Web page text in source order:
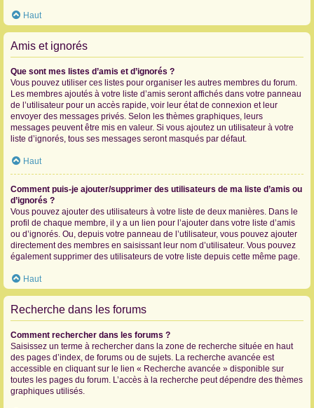
Haut
Amis et ignorés
Que sont mes listes d’amis et d’ignorés ?
Vous pouvez utiliser ces listes pour organiser les autres membres du forum.
Les membres ajoutés à votre liste d’amis seront affichés dans votre panneau
de l’utilisateur pour un accès rapide, voir leur état de connexion et leur
envoyer des messages privés. Selon les thèmes graphiques, leurs
messages peuvent être mis en valeur. Si vous ajoutez un utilisateur à votre
liste d’ignorés, tous ses messages seront masqués par défaut.
Haut
Comment puis-je ajouter/supprimer des utilisateurs de ma liste d’amis ou
d’ignorés ?
Vous pouvez ajouter des utilisateurs à votre liste de deux manières. Dans le
profil de chaque membre, il y a un lien pour l’ajouter dans votre liste d’amis
ou d’ignorés. Ou, depuis votre panneau de l’utilisateur, vous pouvez ajouter
directement des membres en saisissant leur nom d’utilisateur. Vous pouvez
également supprimer des utilisateurs de votre liste depuis cette même page.
Haut
Recherche dans les forums
Comment rechercher dans les forums ?
Saisissez un terme à rechercher dans la zone de recherche située en haut
des pages d’index, de forums ou de sujets. La recherche avancée est
accessible en cliquant sur le lien « Recherche avancée » disponible sur
toutes les pages du forum. L’accès à la recherche peut dépendre des thèmes
graphiques utilisés.